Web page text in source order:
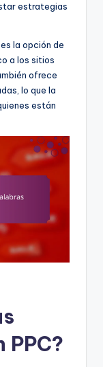
estrategias
la opción de
a los sitios
ofrece
lo que la
están
PPC?